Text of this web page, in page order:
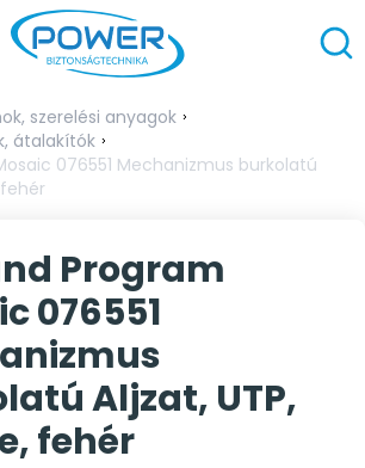
szerelési anyagok
átalakítók
076551 Mechanizmus burkolatú
fehér
Program
076551
Aljzat, UTP,
fehér